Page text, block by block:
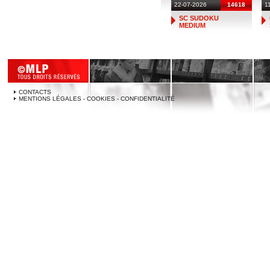
22-07-2026 14618
SC SUDOKU
MEDIUM
CONTACTS
MENTIONS LÉGALES - COOKIES - CONFIDENTIALITÉ